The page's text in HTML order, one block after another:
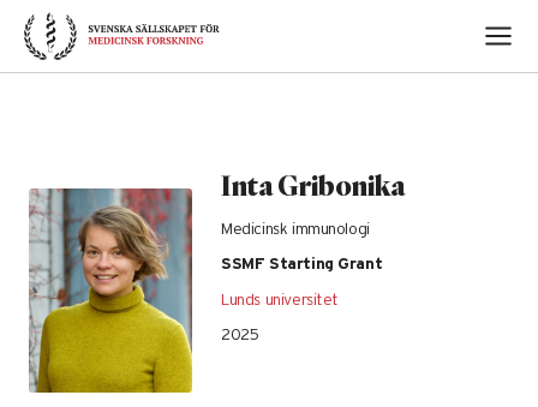
Skip
content
Inta Gribonika
Medicinsk immunologi
SSMF Starting Grant
Lunds universitet
2025